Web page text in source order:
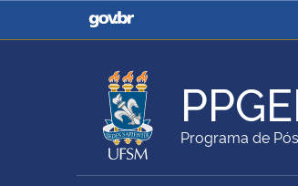
Casa Civil
Ministério da Agricultura,
Pecuária e AbastecimentoPrograma de